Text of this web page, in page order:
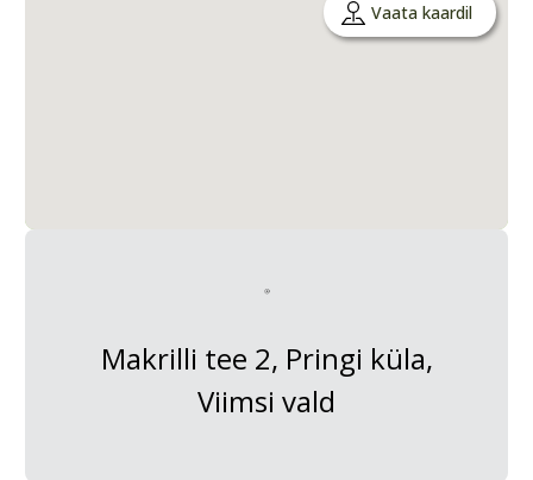
Vaata kaardil
Makrilli tee 2, Pringi küla,
Viimsi vald